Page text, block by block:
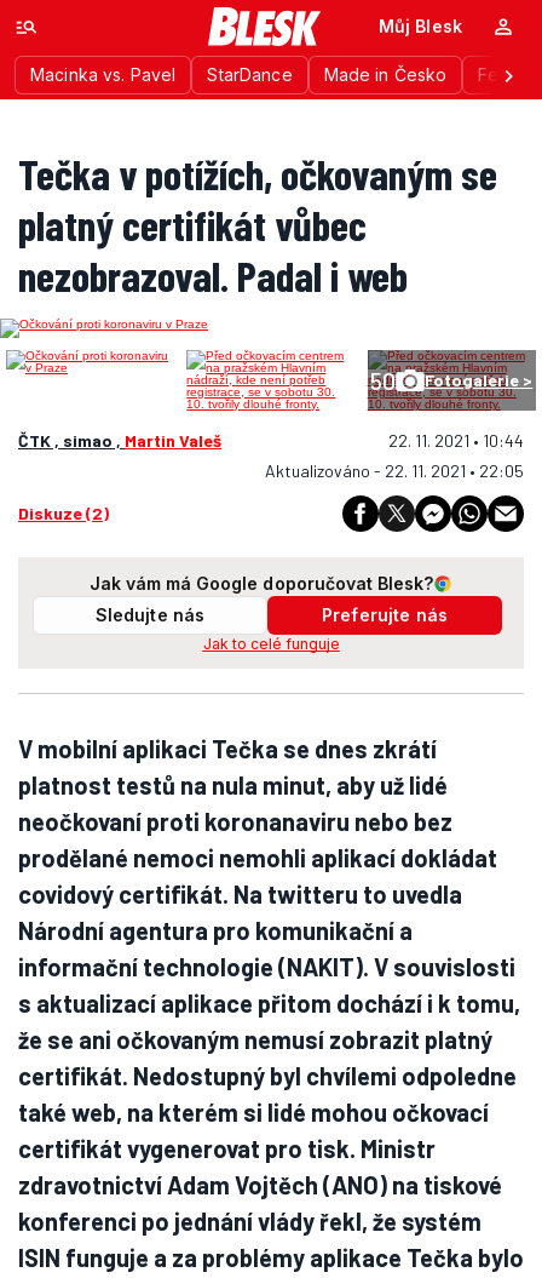
Macinka vs. Pavel StarDance Made in Česko
Můj Blesk
Tečka v potížích, očkovaným se
platný certifikát vůbec
nezobrazoval. Padal i web
50 Fotogalerie >
ČTK , simao , Martin Valeš
22. 11. 2021 • 10:44
Aktualizováno - 22. 11. 2021 • 22:05
Diskuze (2)
Jak vám má Google doporučovat Blesk?
Sledujte nás
Preferujte nás
Jak to celé funguje
V mobilní aplikaci Tečka se dnes zkrátí
platnost testů na nula minut, aby už lidé
neočkovaní proti koronanaviru nebo bez
prodělané nemoci nemohli aplikací dokládat
covidový certifikát. Na twitteru to uvedla
Národní agentura pro komunikační a
informační technologie (NAKIT). V souvislosti
s aktualizací aplikace přitom dochází i k tomu,
že se ani očkovaným nemusí zobrazit platný
certifikát. Nedostupný byl chvílemi odpoledne
také web, na kterém si lidé mohou očkovací
certifikát vygenerovat pro tisk. Ministr
zdravotnictví Adam Vojtěch (ANO) na tiskové
konferenci po jednání vlády řekl, že systém
ISIN funguje a za problémy aplikace Tečka bylo